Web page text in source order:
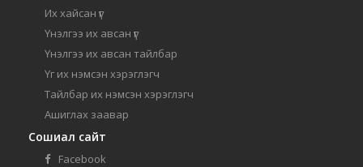
Их хайсан үг
Үнэлгээ их авсан үг
Үнэлгээ их авсан тайлбар
Үг их нэмсэн хэрэглэгч
Тайлбар их нэмсэн хэрэглэгч
Ашиглах заавар
Сошиал сайт
Facebook